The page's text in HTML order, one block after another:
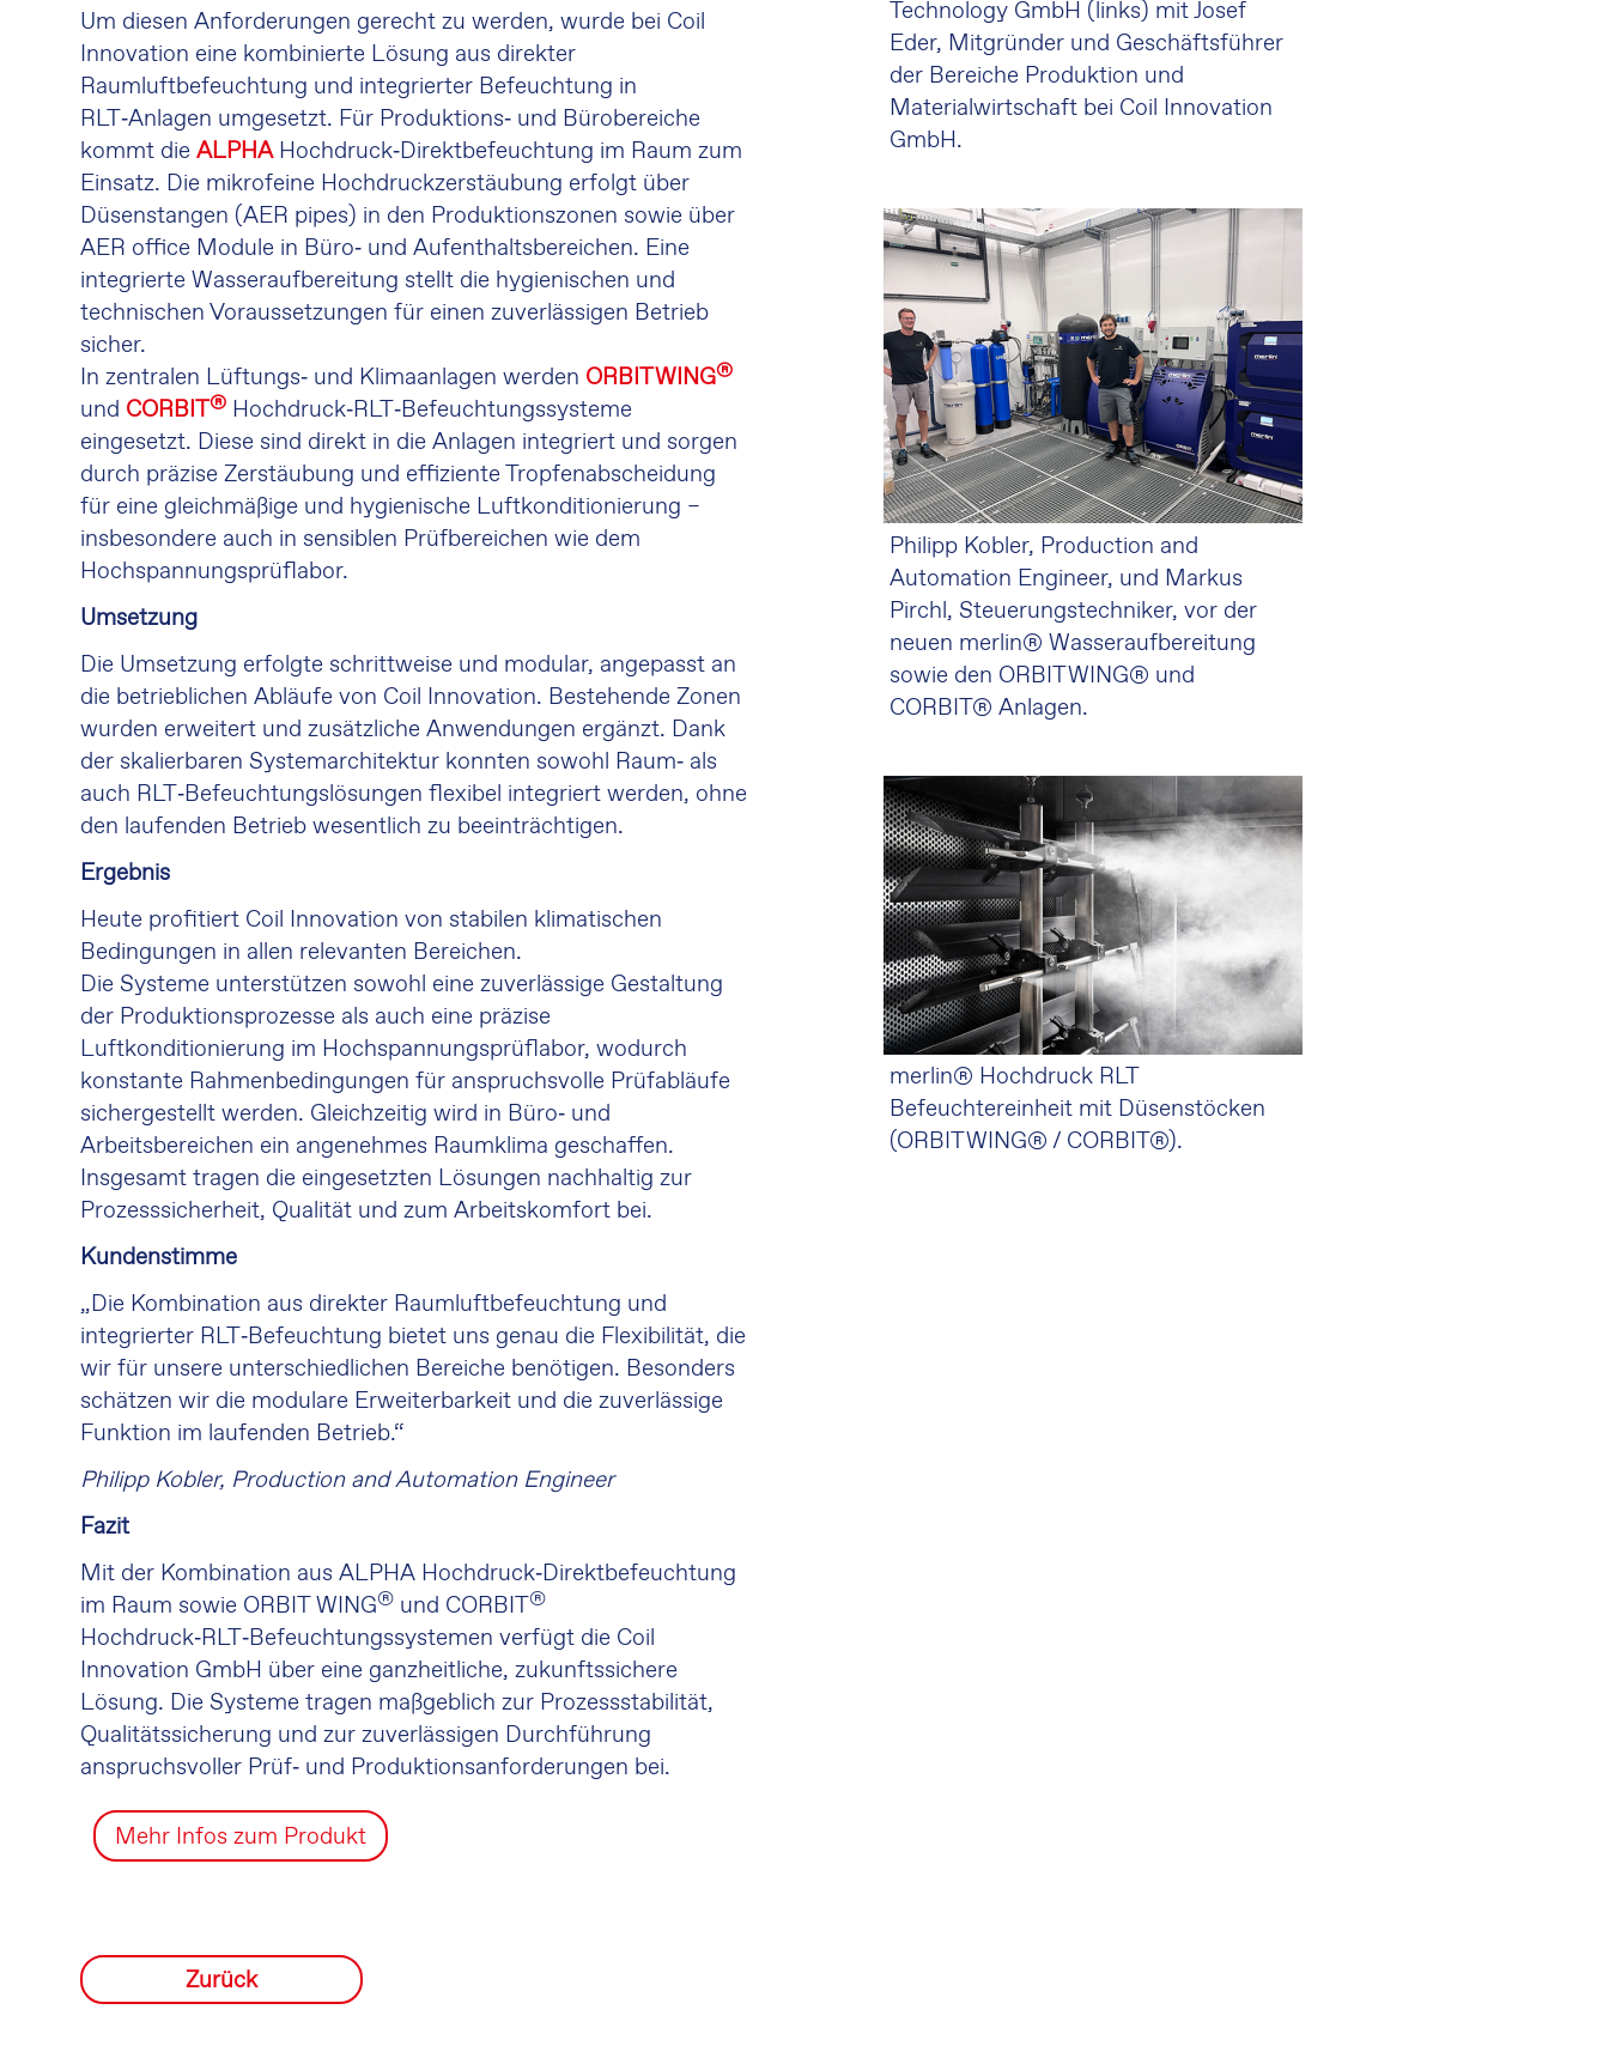
Um diesen Anforderungen gerecht zu werden, wurde bei Coil
Innovation eine kombinierte Lösung aus direkter
Raumluftbefeuchtung und integrierter Befeuchtung in
RLT‑Anlagen umgesetzt. Für Produktions‑ und Bürobereiche
kommt dieALPHA Hochdruck‑Direktbefeuchtung im Raum zum
Einsatz. Die mikrofeine Hochdruckzerstäubung erfolgt über
Düsenstangen (AER pipes) in den Produktionszonen sowie über
AER office Module in Büro‑ und Aufenthaltsbereichen. Eine
integrierte Wasseraufbereitung stellt die hygienischen und
technischen Voraussetzungen für einen zuverlässigen Betrieb
sicher.
In zentralen Lüftungs‑ und Klimaanlagen werden ORBIT WING®
und CORBIT® Hochdruck‑RLT‑Befeuchtungssysteme
eingesetzt. Diese sind direkt in die Anlagen integriert und sorgen
durch präzise Zerstäubung und effiziente Tropfenabscheidung
für eine gleichmäßige und hygienische Luftkonditionierung –
insbesondere auch in sensiblen Prüfbereichen wie dem
Hochspannungsprüflabor.
Umsetzung
Die Umsetzung erfolgte schrittweise und modular, angepasst an
die betrieblichen Abläufe von Coil Innovation. Bestehende Zonen
wurden erweitert und zusätzliche Anwendungen ergänzt. Dank
der skalierbaren Systemarchitektur konnten sowohl Raum‑ als
auch RLT‑Befeuchtungslösungen flexibel integriert werden, ohne
den laufenden Betrieb wesentlich zu beeinträchtigen.
Ergebnis
Heute profitiert Coil Innovation von stabilen klimatischen
Bedingungen in allen relevanten Bereichen.
Die Systeme unterstützen sowohl eine zuverlässige Gestaltung
der Produktionsprozesse als auch eine präzise
Luftkonditionierung im Hochspannungsprüflabor, wodurch
konstante Rahmenbedingungen für anspruchsvolle Prüfabläufe
sichergestellt werden. Gleichzeitig wird in Büro‑ und
Arbeitsbereichen ein angenehmes Raumklima geschaffen.
Insgesamt tragen die eingesetzten Lösungen nachhaltig zur
Prozesssicherheit, Qualität und zum Arbeitskomfort bei.
Kundenstimme
„Die Kombination aus direkter Raumluftbefeuchtung und
integrierter RLT‑Befeuchtung bietet uns genau die Flexibilität, die
wir für unsere unterschiedlichen Bereiche benötigen. Besonders
schätzen wir die modulare Erweiterbarkeit und die zuverlässige
Funktion im laufenden Betrieb.“
Philipp Kobler, Production and Automation Engineer
Fazit
Mit der Kombination aus ALPHA Hochdruck‑Direktbefeuchtung
im Raum sowie ORBIT WING® und CORBIT®
Hochdruck‑RLT‑Befeuchtungssystemen verfügt die Coil
Innovation GmbH über eine ganzheitliche, zukunftssichere
Lösung. Die Systeme tragen maßgeblich zur Prozessstabilität,
Qualitätssicherung und zur zuverlässigen Durchführung
anspruchsvoller Prüf‑ und Produktionsanforderungen bei.
Mehr Infos zum Produkt
Technology GmbH (links) mit Josef
Eder, Mitgründer und Geschäftsführer
der Bereiche Produktion und
Materialwirtschaft bei Coil Innovation
GmbH.
Philipp Kobler, Production and
Automation Engineer, und Markus
Pirchl, Steuerungstechniker, vor der
neuen merlin® Wasseraufbereitung
sowie den ORBIT WING® und
CORBIT® Anlagen.
merlin® Hochdruck RLT
Befeuchtereinheit mit Düsenstöcken
(ORBIT WING® / CORBIT®).
Zurück